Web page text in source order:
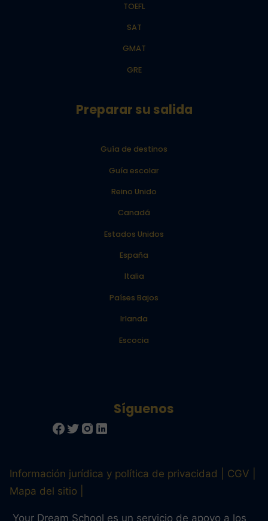
TOEFL
SAT
GMAT
GRE
Preparar su salida
Guía de destinos
Guía escolar
Reino Unido
Canadá
Estados Unidos
España
Italia
Países Bajos
Irlanda
Escocia
Información jurídica y política de privacidad
CGV
Mapa del sitio
Your Dream School es un servicio de apoyo a los